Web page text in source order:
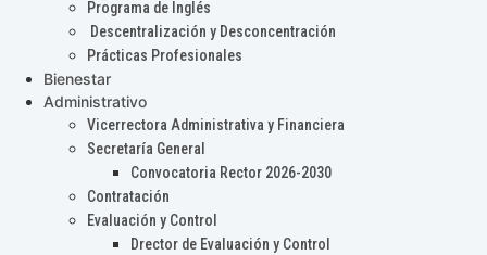
Programa de Inglés
Descentralización y Desconcentración
Prácticas Profesionales
Bienestar
Administrativo
Vicerrectora Administrativa y Financiera
Secretaría General
Convocatoria Rector 2026-2030
Contratación
Evaluación y Control
Drector de Evaluación y Control